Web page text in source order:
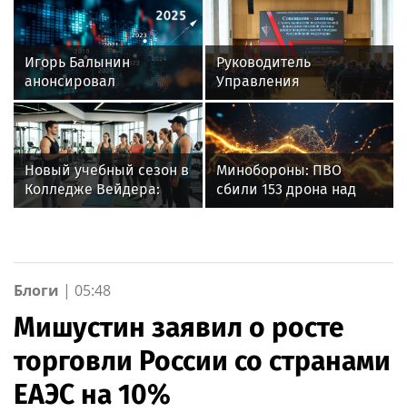
Игорь Балынин
анонсировал
шестидневную
рабочую неделю в 2027
году
Руководитель
Управления
вневедомственной
охраны Росгвардии по
Иркутской области
принял участие во
Всероссийском
совещании-семинаре в
Новый учебный сезон в
Колледже Вейдера:
стартовали очные
специалистов
индустрии здоровья
Минобороны: ПВО
сбили 153 дрона над
Россией за ночь 9
Блоги | 05:48
Мишустин заявил о росте
торговли России со странами
ЕАЭС на 10%